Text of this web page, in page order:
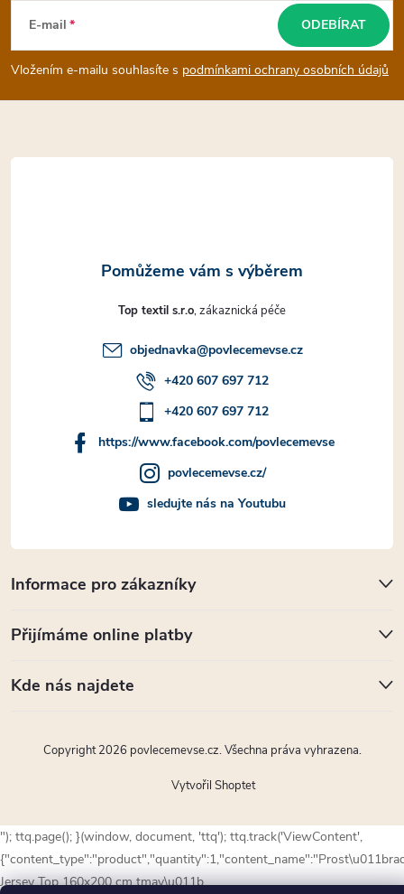
p
a
t
E-mail
Vložením e-mailu souhlasíte s podmínkami ochrany osobních údajů
ODEBÍRAT
Informace pro zákazníky
Přijímáme online platby
Kde nás najdete
Top textil s.r.o
objednavka@povlecemevse.cz
+420 607 697 712
+420 607 697 712
https://www.facebook.com/povlecemevse
povlecemevse.cz/
sledujte nás na Youtubu
Vytvořil Shoptet
Copyright 2026 povlecemevse.cz. Všechna práva vyhrazena.
"); ttq.page(); }(window, document, 'ttq'); ttq.track('ViewContent',
Jersey Top 160x200 cm tmav\u011b